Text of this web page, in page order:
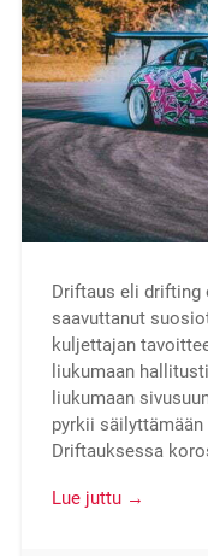
Driftaus eli drifting
saavuttanut
kuljettajan
liukumaan
liukumaan
pyrkii
Driftauksessa
Lue juttu →